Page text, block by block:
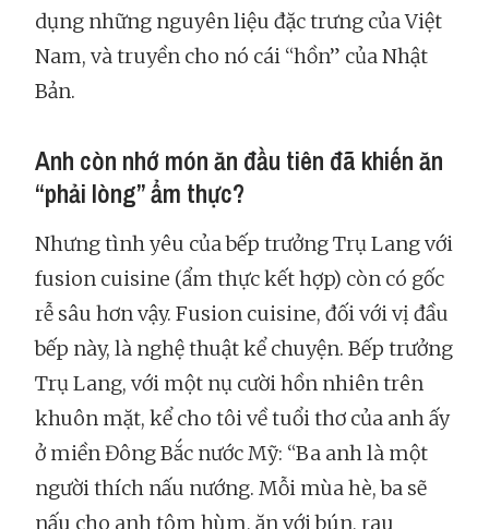
dụng những nguyên liệu đặc trưng của Việt
Nam, và truyền cho nó cái “hồn” của Nhật
Bản.
Anh còn nhớ món ăn đầu tiên đã khiến ăn
“phải lòng” ẩm thực?
Nhưng tình yêu của bếp trưởng Trụ Lang với
fusion cuisine (ẩm thực kết hợp) còn có gốc
rễ sâu hơn vậy. Fusion cuisine, đối với vị đầu
bếp này, là nghệ thuật kể chuyện. Bếp trưởng
Trụ Lang, với một nụ cười hồn nhiên trên
khuôn mặt, kể cho tôi về tuổi thơ của anh ấy
ở miền Đông Bắc nước Mỹ: “Ba anh là một
người thích nấu nướng. Mỗi mùa hè, ba sẽ
nấu cho anh tôm hùm, ăn với bún, rau